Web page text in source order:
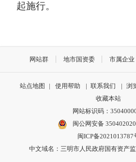
起施行。
网站群 地市国资委 市属企业
站点地图 | 使用帮助 | 联系我们 | 浏
收藏本站
网站标识码：
闽公网安备
闽ICP备2021013787
中文域名：三明市人民政府国有资产